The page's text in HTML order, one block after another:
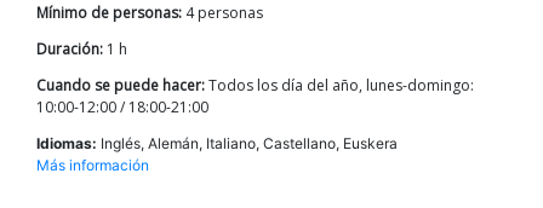
Mínimo de personas: 4 personas
Duración: 1 h
Cuando se puede hacer:Todos los día del año, lunes-domingo:
10:00-12:00 / 18:00-21:00
Idiomas: Inglés, Alemán, Italiano, Castellano, Euskera
Más información